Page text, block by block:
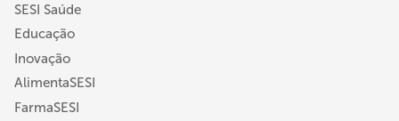
SESI Saúde
Educação
Inovação
AlimentaSESI
FarmaSESI